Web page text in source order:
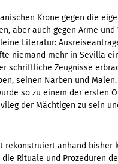
Krone gegen die
aber auch gegen Arme
Literatur:
niemand mehr in Sevilla
schriftliche Zeugnisse
seinen Narben und
so zu einem der ersten
der Mächtigen zu sein
rekonstruiert anhand bisher
Rituale und Prozeduren